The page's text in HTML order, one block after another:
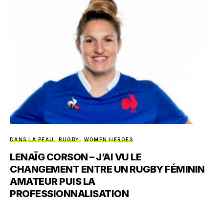
DANS LA PEAU RUGBY WOMEN HEROES
LENAÏG CORSON – J’AI VU LE
CHANGEMENT ENTRE UN RUGBY FÉMININ
AMATEUR PUIS LA
PROFESSIONNALISATION